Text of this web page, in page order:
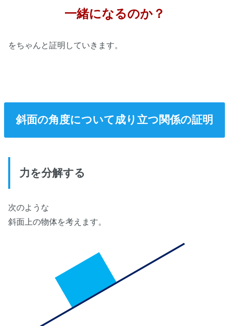
一緒になるのか？
をちゃんと証明していきます。
斜面の角度について成り立つ関係の証明
力を分解する
次のような
斜面上の物体を考えます。